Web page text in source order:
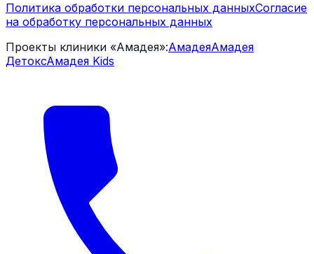
Политика обработки персональных данныхСогласие
на обработку персональных данных
Проекты клиники «Амадея»:АмадеяАмадея
ДетоксАмадея Kids